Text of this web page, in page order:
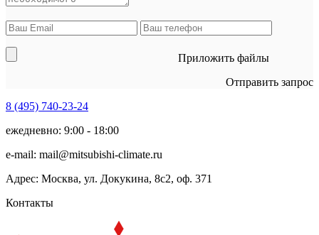
Приложить файлы
Отправить запрос
8 (495) 740-23-24
ежедневно: 9:00 - 18:00
e-mail: mail@mitsubishi-climate.ru
Адрес: Москва, ул. Докукина, 8с2, оф. 371
Контакты